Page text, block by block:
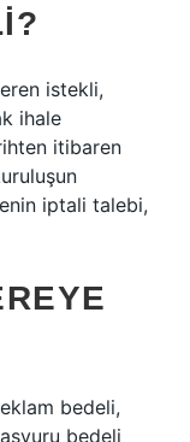
istekli,
ihale
itibaren
iptali talebi,
bedeli,
bedeli